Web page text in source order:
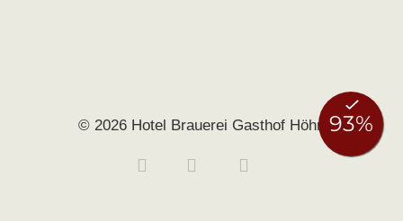
© 2026 Hotel Brauerei Gasthof Höhn